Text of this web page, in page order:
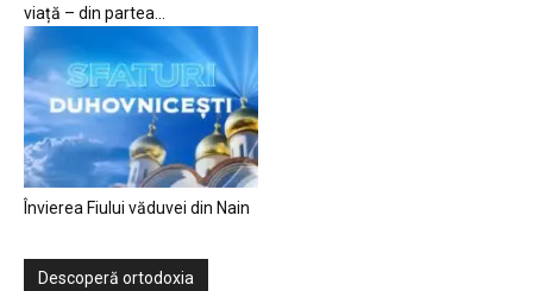
viață – din partea...
Învierea Fiului văduvei din Nain
Descoperă ortodoxia